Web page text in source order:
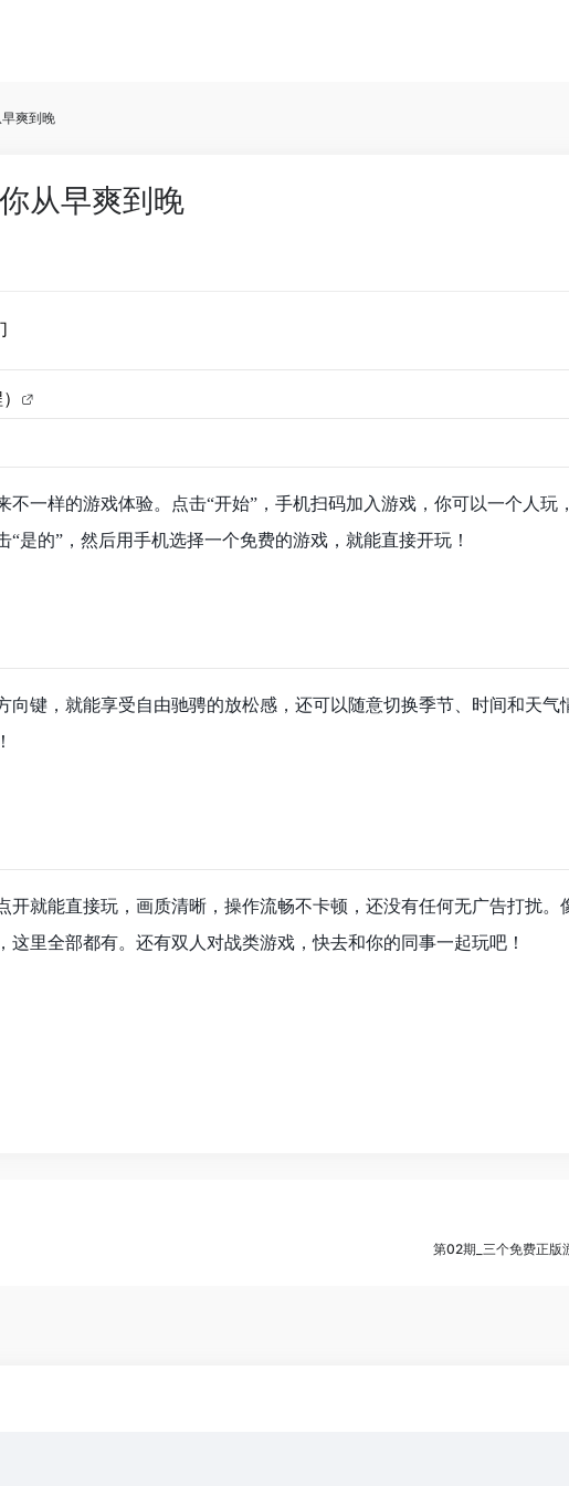
爽到晚
从早爽到晚
一样的游戏体验。点击“开始”，手机扫码加入游戏，你可以一个人玩
是的”，然后用手机选择一个免费的游戏，就能直接开玩！
键，就能享受自由驰骋的放松感，还可以随意切换季节、时间和天气
开就能直接玩，画质清晰，操作流畅不卡顿，还没有任何无广告打扰。
里全部都有。还有双人对战类游戏，快去和你的同事一起玩吧！
第02期_三个免费正版